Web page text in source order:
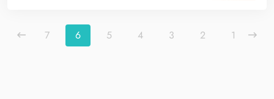
1
2
3
4
5
6
7